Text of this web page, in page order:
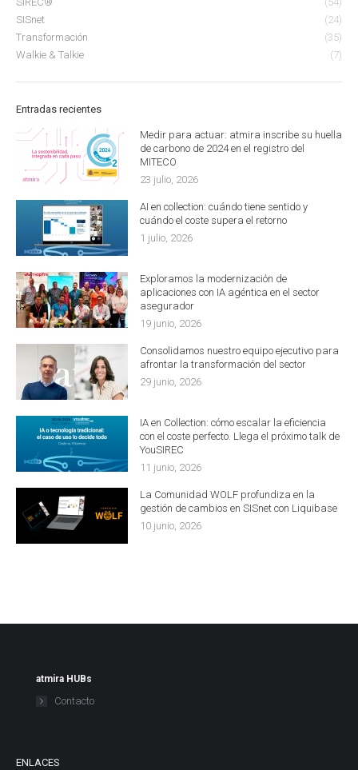
SISnet
(24)
Transformación
(35)
Walkie & Talkie
(7)
Entradas recientes
Medir para actuar: atmira inscribe su huella
de carbono de 2024 en el registro del
MITECO
23 julio, 2026
AI en collection: cuándo tiene sentido y
cuándo el coste supera el retorno
1 julio, 2026
Exploramos la modernización de
aplicaciones con IA agéntica en el sector
asegurador
19 junio, 2026
Consolidamos nuestro equipo ejecutivo para
afrontar la transformación del sector
29 junio, 2026
IA en Collection: cómo escalar la eficiencia
con el coste perfecto. Llega el próximo talk de
YouSIREC
11 junio, 2026
La Comunidad WOLF profundiza en la
gestión de cambios en SISnet con Liquibase
10 junio, 2026
atmira HUBs
Contacto
ENLACES